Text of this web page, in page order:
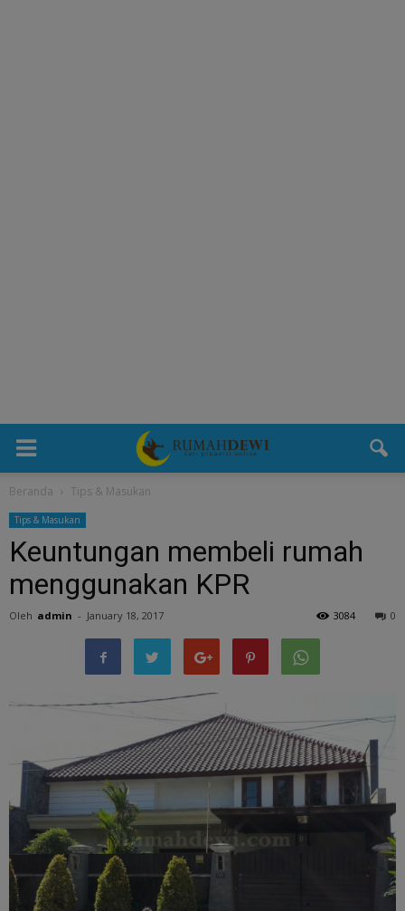
Beranda Tips & Masukan
Tips & Masukan
Keuntungan membeli rumah
menggunakan KPR
Oleh admin - January 18, 2017 0
3084